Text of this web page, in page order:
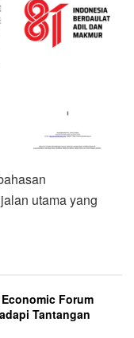
utama yang
Forum
Tantangan